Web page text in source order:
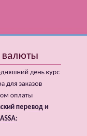
валюты
день курс
для заказов
оплаты
перевод и